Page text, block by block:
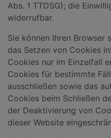
Abs. 1 TTDSG); die
widerrufbar.
Sie können Ihren Browser
das Setzen von Cookies
Cookies nur im Einzelfall
Cookies für bestimmte
ausschließen sowie das
Cookies beim Schließen
der Deaktivierung von
dieser Website